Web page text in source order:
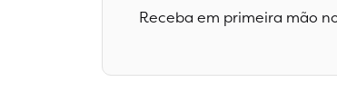
Receba em primeira mão